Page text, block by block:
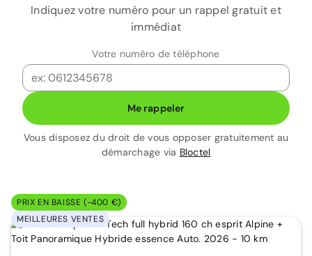
Indiquez votre numéro pour un rappel gratuit et
immédiat
Votre numéro de téléphone
Me rappeler
Vous disposez du droit de vous opposer gratuitement au
démarchage via Bloctel
PRIX EN BAISSE (-400 €)
MEILLEURES VENTES